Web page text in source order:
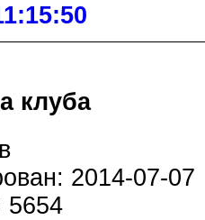
клуба
2014-07-07